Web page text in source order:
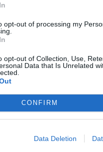
opt-out of processing my
opt-out of Collection, Use,
Data that Is Unrelated
CONFIRM
Data Deletion
az
az
a
a
a